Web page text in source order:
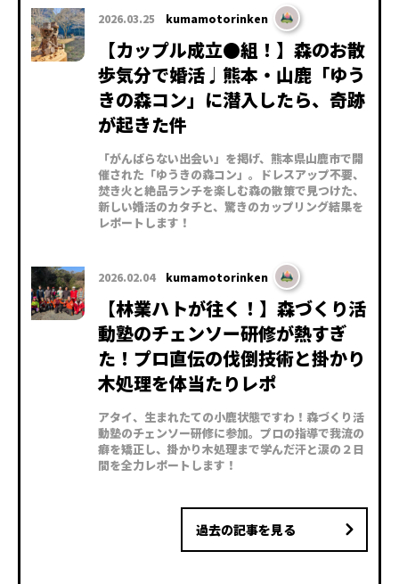
2026.03.25 kumamotorinken
【カップル成立●組！】森のお散
歩気分で婚活♩熊本・山鹿「ゆう
きの森コン」に潜入したら、奇跡
が起きた件
「がんばらない出会い」を掲げ、熊本県山鹿市で開
催された「ゆうきの森コン」。ドレスアップ不要、
焚き火と絶品ランチを楽しむ森の散策で見つけた、
新しい婚活のカタチと、驚きのカップリング結果を
レポートします！
2026.02.04 kumamotorinken
【林業ハトが往く！】森づくり活
動塾のチェンソー研修が熱すぎ
た！プロ直伝の伐倒技術と掛かり
木処理を体当たりレポ
アタイ、生まれたての小鹿状態ですわ！森づくり活
動塾のチェンソー研修に参加。プロの指導で我流の
癖を矯正し、掛かり木処理まで学んだ汗と涙の２日
間を全力レポートします！
過去の記事を見る